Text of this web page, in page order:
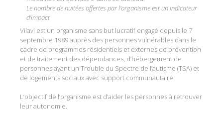
Le nombre de nuitées offertes par l’organisme est un indicateur
d’impact
Vilavi est un organisme sans but lucratif engagé depuis le 7
septembre 1989 auprès des personnes vulnérables dans le
cadre de programmes résidentiels et externes de prévention
et de traitement des dépendances, d’hébergement de
personnes ayant un Trouble du Spectre de l’autisme (TSA) et
de logements sociaux avec support communautaire.
L’objectif de l’organisme est d’aider les personnes à retrouver
leur autonomie.